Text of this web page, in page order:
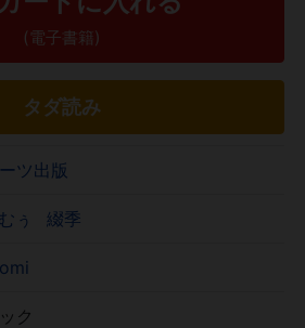
(電子書籍)
タダ読み
ツ出版
ぅ 綴季
ク